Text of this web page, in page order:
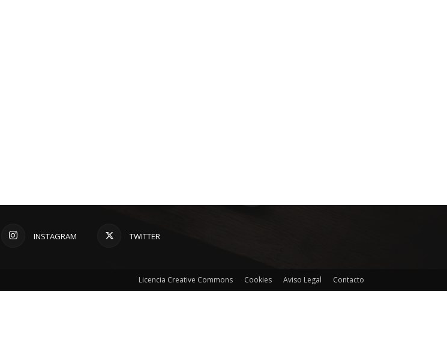
INSTAGRAM TWITTER
Licencia Creative Commons Cookies Aviso Legal Contacto